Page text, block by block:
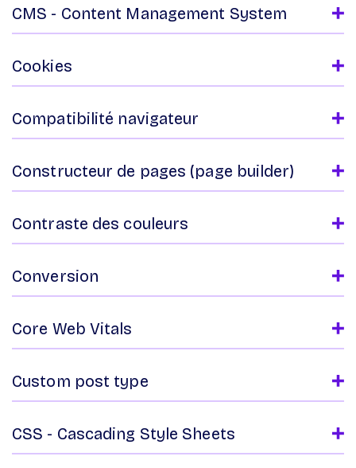
CMS - Content Management System
Cookies
Compatibilité navigateur
Constructeur de pages (page builder)
Contraste des couleurs
Conversion
Core Web Vitals
Custom post type
CSS - Cascading Style Sheets